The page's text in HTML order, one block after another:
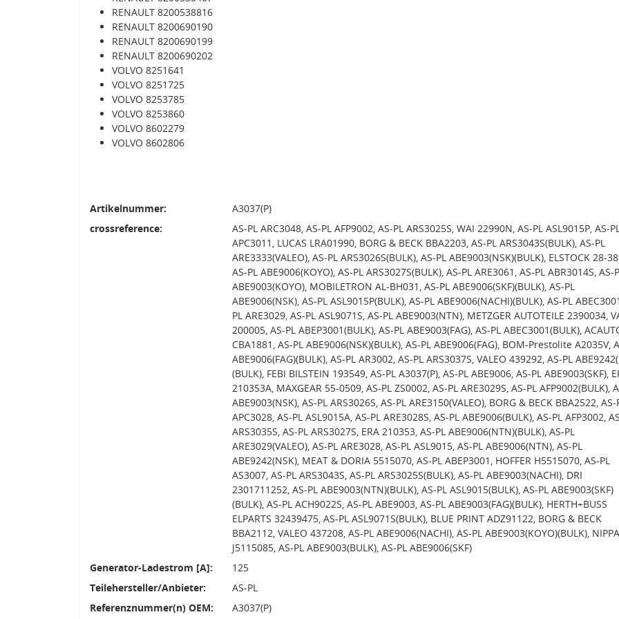
RENAULT 8200538816
RENAULT 8200690190
RENAULT 8200690199
RENAULT 8200690202
VOLVO 8251641
VOLVO 8251725
VOLVO 8253785
VOLVO 8253860
VOLVO 8602279
VOLVO 8602806
Artikelnummer:
A3037(P)
crossreference:
AS-PL ARC3048, AS-PL AFP9002, AS-PL ARS3025S, WAI 22990N, AS-PL ASL9015P, AS-
APC3011, LUCAS LRA01990, BORG & BECK BBA2203, AS-PL ARS3043S(BULK), AS-PL
ARE3333(VALEO), AS-PL ARS3026S(BULK), AS-PL ABE9003(NSK)(BULK), ELSTOCK 28-
AS-PL ABE9006(KOYO), AS-PL ARS3027S(BULK), AS-PL ARE3061, AS-PL ABR3014S, AS-
ABE9003(KOYO), MOBILETRON AL-BH031, AS-PL ABE9006(SKF)(BULK), AS-PL
ABE9006(NSK), AS-PL ASL9015P(BULK), AS-PL ABE9006(NACHI)(BULK), AS-PL
PL ARE3029, AS-PL ASL9071S, AS-PL ABE9003(NTN), METZGER AUTOTEILE 2390034,
200005, AS-PL ABEP3001(BULK), AS-PL ABE9003(FAG), AS-PL ABEC3001(BULK),
CBA1881, AS-PL ABE9006(NSK)(BULK), AS-PL ABE9006(FAG), BOM-Prestolite A2035V,
ABE9006(FAG)(BULK), AS-PL AR3002, AS-PL ARS3037S, VALEO 439292, AS-PL
(BULK), FEBI BILSTEIN 193549, AS-PL A3037(P), AS-PL ABE9006, AS-PL ABE9003(SKF),
210353A, MAXGEAR 55-0509, AS-PL ZS0002, AS-PL ARE3029S, AS-PL AFP9002(BULK),
ABE9003(NSK), AS-PL ARS3026S, AS-PL ARE3150(VALEO), BORG & BECK BBA2522, AS-
APC3028, AS-PL ASL9015A, AS-PL ARE3028S, AS-PL ABE9006(BULK), AS-PL AFP3002,
ARS3035S, AS-PL ARS3027S, ERA 210353, AS-PL ABE9006(NTN)(BULK), AS-PL
ARE3029(VALEO), AS-PL ARE3028, AS-PL ASL9015, AS-PL ABE9006(NTN), AS-PL
ABE9242(NSK), MEAT & DORIA 5515070, AS-PL ABEP3001, HOFFER H5515070, AS-PL
AS3007, AS-PL ARS3043S, AS-PL ARS3025S(BULK), AS-PL ABE9003(NACHI), DRI
2301711252, AS-PL ABE9003(NTN)(BULK), AS-PL ASL9015(BULK), AS-PL ABE9003(SKF)
(BULK), AS-PL ACH9022S, AS-PL ABE9003, AS-PL ABE9003(FAG)(BULK), HERTH+BUSS
ELPARTS 32439475, AS-PL ASL9071S(BULK), BLUE PRINT ADZ91122, BORG & BECK
BBA2112, VALEO 437208, AS-PL ABE9006(NACHI), AS-PL ABE9003(KOYO)(BULK),
J5115085, AS-PL ABE9003(BULK), AS-PL ABE9006(SKF)
Generator-Ladestrom [A]:
125
Teilehersteller/Anbieter:
AS-PL
Referenznummer(n) OEM:
A3037(P)